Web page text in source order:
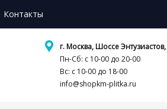
Контакты
г. Москва, Шоссе
Пн-Сб: с 10-00 до 20-00
Вс: с 10-00 до 18-00
info@shopkm-plitka.ru